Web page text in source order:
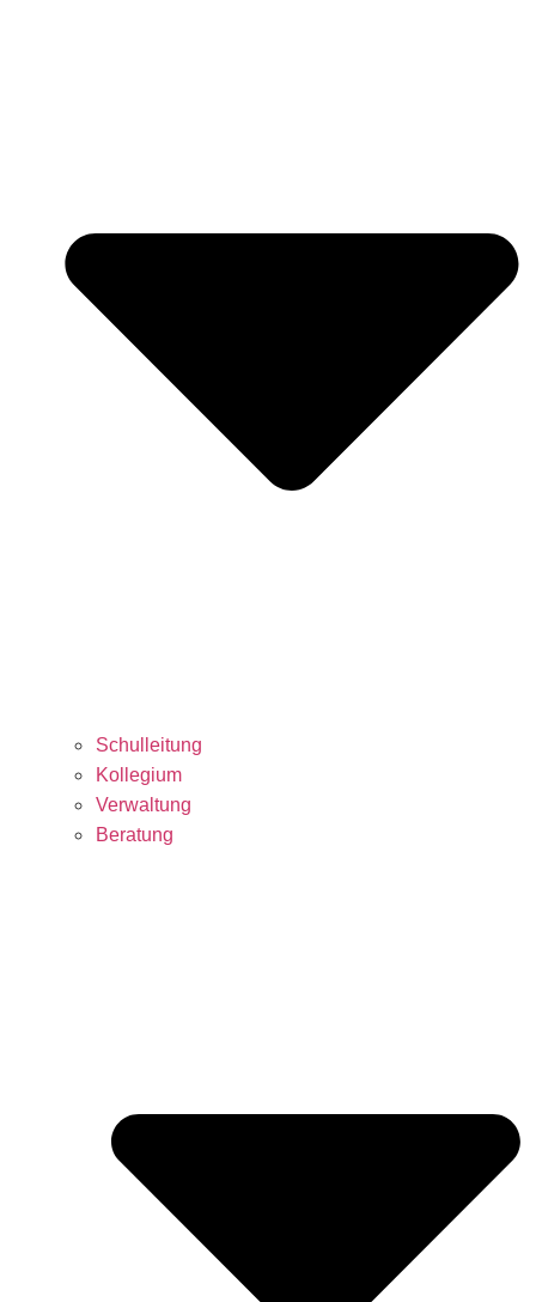
Schulleitung
Kollegium
Verwaltung
Beratung